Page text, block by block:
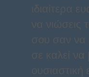
ιδιαίτερα
να νιώσεις
σου σαν να
σε καλεί να
ουσιαστική